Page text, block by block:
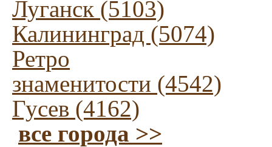
Луганск (5103)
Калининград (5074)
Ретро
знаменитости (4542)
Гусев (4162)
все города >>